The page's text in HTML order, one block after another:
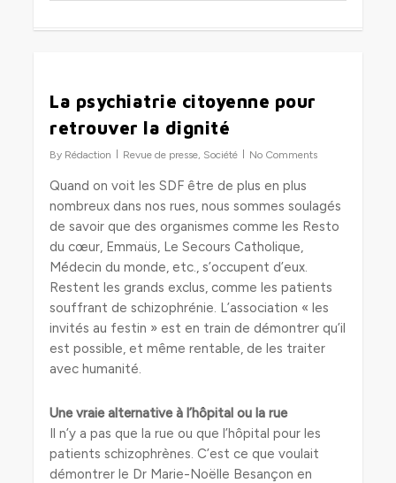
La psychiatrie citoyenne pour
retrouver la dignité
By Rédaction Revue de presse, Société No Comments
Quand on voit les SDF être de plus en plus
nombreux dans nos rues, nous sommes soulagés
de savoir que des organismes comme les Resto
du cœur, Emmaüs, Le Secours Catholique,
Médecin du monde, etc., s’occupent d’eux.
Restent les grands exclus, comme les patients
souffrant de schizophrénie. L’association « les
invités au festin » est en train de démontrer qu’il
est possible, et même rentable, de les traiter
avec humanité.
Une vraie alternative à l’hôpital ou la rue
Il n’y a pas que la rue ou que l’hôpital pour les
patients schizophrènes. C’est ce que voulait
démontrer le Dr Marie-Noëlle Besançon en